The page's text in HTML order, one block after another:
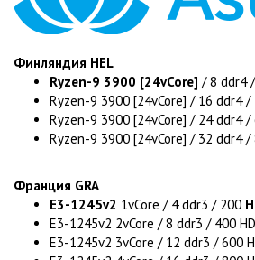
Финляндия HEL
Ryzen-9 3900 [24vCore] / 8 ddr4
Ryzen-9 3900 [24vCore] / 16 ddr4 /
Ryzen-9 3900 [24vCore] / 24 ddr4 /
Ryzen-9 3900 [24vCore] / 32 ddr4 /
Франция GRA
E3-1245v2 1vCore / 4 ddr3 / 200
E3-1245v2 2vCore / 8 ddr3 / 400
E3-1245v2 3vCore / 12 ddr3 / 600